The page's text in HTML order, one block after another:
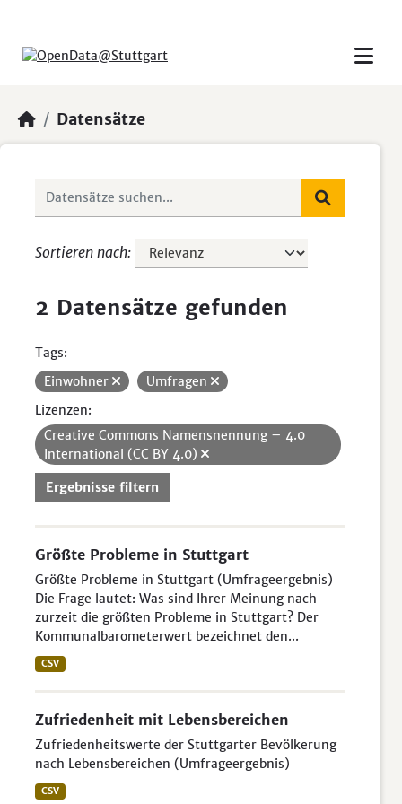
Datensätze
Sortieren nach
2 Datensätze gefunden
Tags:
Einwohner
Umfragen
Lizenzen:
Creative Commons Namensnennung – 4.0
International (CC BY 4.0)
Ergebnisse filtern
Größte Probleme in Stuttgart
Größte Probleme in Stuttgart (Umfrageergebnis)
Die Frage lautet: Was sind Ihrer Meinung nach
zurzeit die größten Probleme in Stuttgart? Der
Kommunalbarometerwert bezeichnet den...
CSV
Zufriedenheit mit Lebensbereichen
Zufriedenheitswerte der Stuttgarter Bevölkerung
nach Lebensbereichen (Umfrageergebnis)
CSV